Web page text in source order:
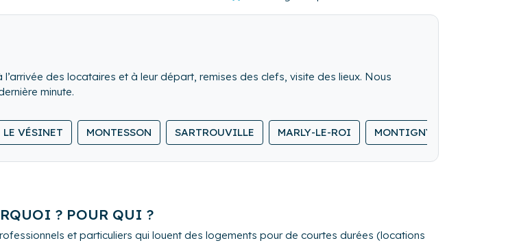
des locataires et à leur départ, remises des clefs, visite des lieux. Nous
minute.
du logement.
de maison.
LE VÉSINET MONTESSON SARTROUVILLE MARLY-LE-ROI MONTIGNY-LE-
? POUR QUI ?
et particuliers qui louent des logements pour de courtes durées (locations